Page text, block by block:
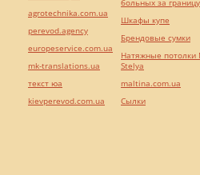
agrotechnika.com.ua
perevod.agency
europeservice.com.ua
mk-translations.ua
текст юа
kievperevod.com.ua
больных за границу
Шкафы купе
Брендовые сумки
Натяжные потолки
Stelya
maltina.com.ua
Cылки